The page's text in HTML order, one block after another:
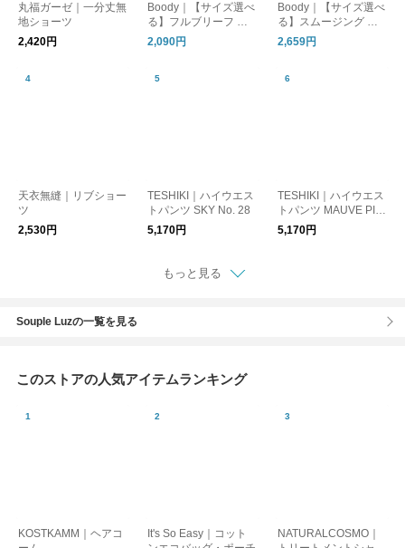
丸福ガーゼ｜一分丈無
地ショーツ
2,420円
Boody｜【サイズ選べ
る】フルブリーフ ハ
イウエスト シームレ
ス 下着 肌着 ショーツ
ギフト ブーディー
2,090円
Boody｜【サイズ選べ
る】スムージング シ
ョートパンツ ボクサ
ーパンツ シームレス
ーディー
2,659円
天衣無縫｜リブショー
ツ
2,530円
TESHIKI｜ハイウエス
トパンツ SKY No. 28
5,170円
TESHIKI｜ハイウエス
トパンツ MAUVE PIN
K No.5
5,170円
もっと見る
Souple Luzの一覧を見る
このストアの人気アイテムランキング
KOSTKAMM｜ヘアコ
It's So Easy｜コット
NATURALCOSMO｜